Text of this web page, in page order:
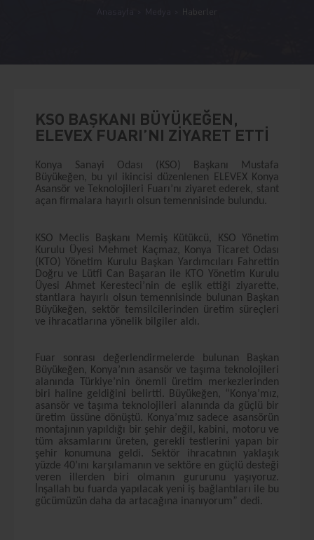
Anasayfa Medya Haberler
KSO BAŞKANI BÜYÜKEĞEN,
ELEVEX FUARI’NI ZİYARET ETTİ
Konya Sanayi Odası (KSO) Başkanı Mustafa
Büyükeğen, bu yıl ikincisi düzenlenen ELEVEX Konya
Asansör ve Teknolojileri Fuarı’nı ziyaret ederek, stant
açan firmalara hayırlı olsun temennisinde bulundu.
KSO Meclis Başkanı Memiş Kütükcü, KSO Yönetim
Kurulu Üyesi Mehmet Kaçmaz, Konya Ticaret Odası
(KTO) Yönetim Kurulu Başkan Yardımcıları Fahrettin
Doğru ve Lütfi Can Başaran ile KTO Yönetim Kurulu
Üyesi Ahmet Keresteci’nin de eşlik ettiği ziyarette,
stantlara hayırlı olsun temennisinde bulunan Başkan
Büyükeğen, sektör temsilcilerinden üretim süreçleri
ve ihracatlarına yönelik bilgiler aldı.
Fuar sonrası değerlendirmelerde bulunan Başkan
Büyükeğen, Konya’nın asansör ve taşıma teknolojileri
alanında Türkiye’nin önemli üretim merkezlerinden
biri haline geldiğini belirtti. Büyükeğen, “Konya’mız,
asansör ve taşıma teknolojileri alanında da güçlü bir
üretim üssüne dönüştü. Konya’mız sadece asansörün
montajının yapıldığı bir şehir değil, kabini, motoru ve
tüm aksamlarını üreten, gerekli testlerini yapan bir
şehir konumuna geldi. Sektör ihracatının yaklaşık
yüzde 40’ını karşılamanın ve sektöre en güçlü desteği
veren illerden biri olmanın gururunu yaşıyoruz.
İnşallah bu fuarda yapılacak yeni iş bağlantıları ile bu
gücümüzün daha da artacağına inanıyorum” dedi.